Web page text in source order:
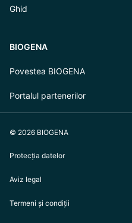
Ghid
BIOGENA
Povestea BIOGENA
Portalul partenerilor
© 2026 BIOGENA
Protecția datelor
Aviz legal
Termeni și condiții